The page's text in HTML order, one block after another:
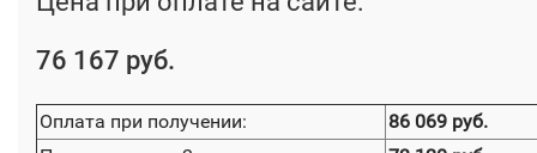
76 167 руб.
Оплата при получении:
86 069 руб.